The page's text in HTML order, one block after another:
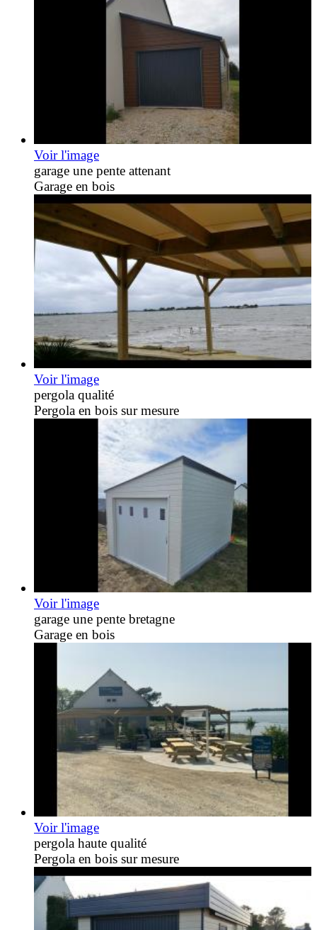
Voir l'image
garage une pente attenant
Garage en bois
Voir l'image
pergola qualité
Pergola en bois sur mesure
Voir l'image
garage une pente bretagne
Garage en bois
Voir l'image
pergola haute qualité
Pergola en bois sur mesure